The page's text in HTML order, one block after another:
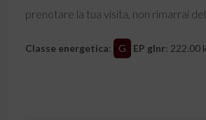
prenotare la tua visita, non rimarrai
Classe energetica: G EP glnr: 222.00